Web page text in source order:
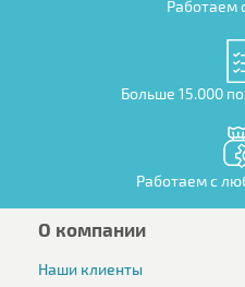
Работаем
Больше 15.000
Работаем с
О компании
Наши клиенты